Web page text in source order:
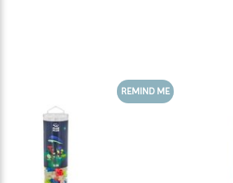
REMIND ME